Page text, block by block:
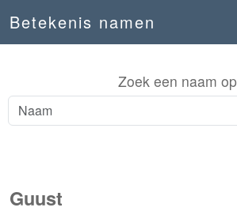
Betekenis namen
Zoek een naam op
Guust